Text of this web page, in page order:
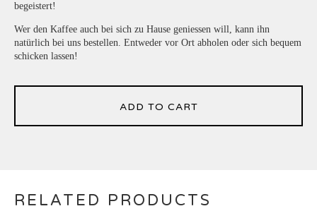
begeistert!
Wer den Kaffee auch bei sich zu Hause geniessen will, kann ihn
natürlich bei uns bestellen. Entweder vor Ort abholen oder sich bequem
schicken lassen!
ADD TO CART
RELATED PRODUCTS